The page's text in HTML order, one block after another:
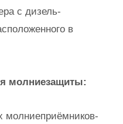
с дизель-
в
молниезащиты:
молниеприёмников-